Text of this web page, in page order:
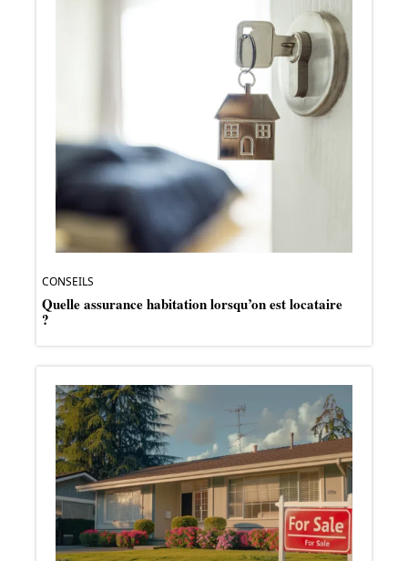
CONSEILS
Quelle assurance habitation lorsqu’on est locataire
?